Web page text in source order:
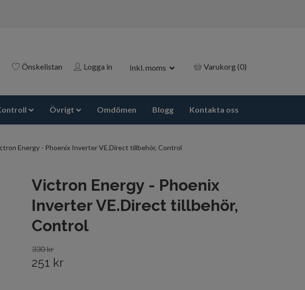
Önskelistan Logga in Inkl. moms Varukorg(0)
Övrigt Omdömen Blogg Kontakta oss
Energy - Phoenix Inverter VE.Direct tillbehör, Control
Victron Energy - Phoenix
Inverter VE.Direct tillbehör,
Control
330 kr
251 kr